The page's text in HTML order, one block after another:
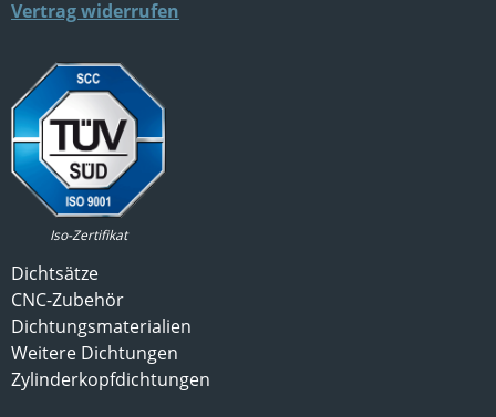
Vertrag widerrufen
Iso-Zertifikat
Dichtsätze
CNC-Zubehör
Dichtungsmaterialien
Weitere Dichtungen
Zylinderkopfdichtungen